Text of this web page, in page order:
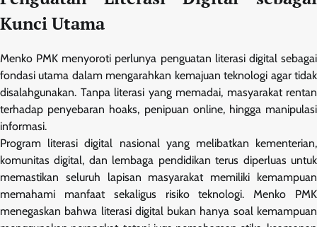
Kunci Utama
Menko PMK menyoroti perlunya penguatan literasi digital sebagai
fondasi utama dalam mengarahkan kemajuan teknologi agar tidak
disalahgunakan. Tanpa literasi yang memadai, masyarakat rentan
terhadap penyebaran hoaks, penipuan online, hingga manipulasi
informasi.
Program literasi digital nasional yang melibatkan kementerian,
komunitas digital, dan lembaga pendidikan terus diperluas untuk
memastikan seluruh lapisan masyarakat memiliki kemampuan
memahami manfaat sekaligus risiko teknologi. Menko PMK
menegaskan bahwa literasi digital bukan hanya soal kemampuan